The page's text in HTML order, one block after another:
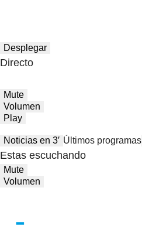
Desplegar
Directo
Mute
Volumen
Play
Noticias en 3′ Últimos programas
Estas escuchando
Mute
Volumen